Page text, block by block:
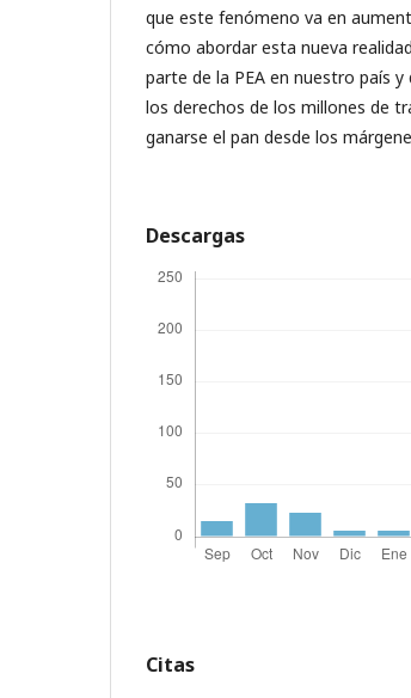
que este fenómeno va en
cómo abordar esta nueva
parte de la PEA en nuestro país
los derechos de los millones de
ganarse el pan desde los
Descargas
Citas